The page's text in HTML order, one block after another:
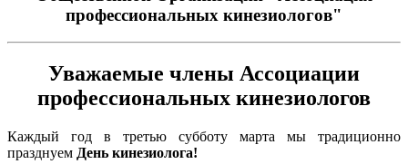
профессиональных кинезиологов"
Уважаемые члены Ассоциации
профессиональных кинезиологов
Каждый год в третью субботу марта мы традиционно
празднуем День кинезиолога!